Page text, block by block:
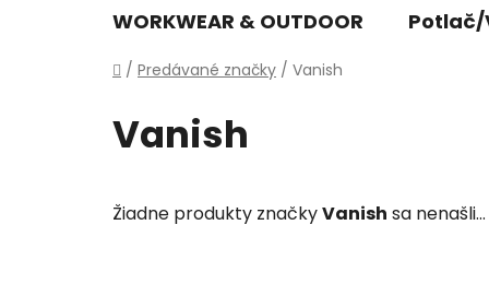
WORKWEAR & OUTDOOR Potlač/
Domov
/ Predávané značky / Vanish
Vanish
Žiadne produkty značkyVanish sa nenašli...